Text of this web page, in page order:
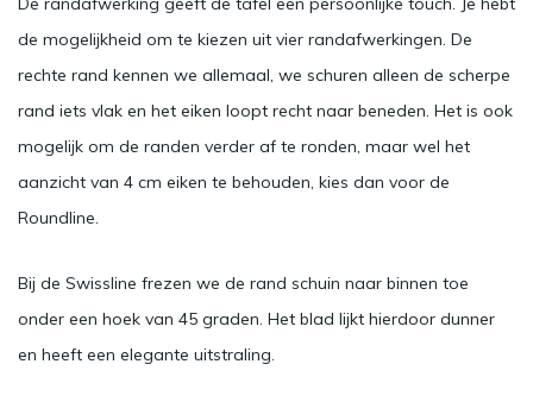
de mogelijkheid om te kiezen uit vier randafwerkingen. De
rechte rand kennen we allemaal, we schuren alleen de scherpe
rand iets vlak en het eiken loopt recht naar beneden. Het is ook
mogelijk om de randen verder af te ronden, maar wel het
aanzicht van 4 cm eiken te behouden, kies dan voor de
Roundline.
Bij de Swissline frezen we de rand schuin naar binnen toe
onder een hoek van 45 graden. Het blad lijkt hierdoor dunner
en heeft een elegante uitstraling.